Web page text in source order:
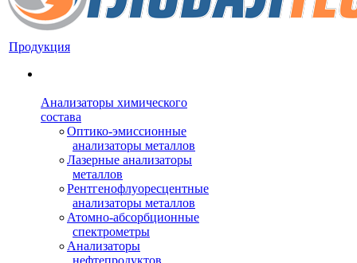
Продукция
Анализаторы химического
состава
Оптико-эмиссионные
анализаторы металлов
Лазерные анализаторы
металлов
Рентгенофлуоресцентные
анализаторы металлов
Атомно-абсорбционные
спектрометры
Анализаторы
нефтепродуктов